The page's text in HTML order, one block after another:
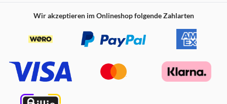
Wir akzeptieren im Onlineshop folgende Zahlarten